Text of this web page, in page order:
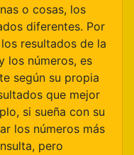
o cosas, los
diferentes. Por
resultados de la
los números, es
según su propia
que mejor
si sueña con su
los números más
pero